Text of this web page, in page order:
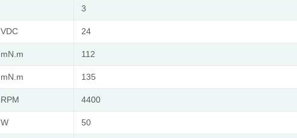
3
VDC 24
mN.m 112
mN.m 135
RPM 4400
W 50